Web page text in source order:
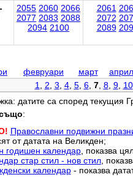
2055 2060 2066
2077 2083 2088
2094 2100
2061
2072
2089
февруари март април
1
2 3 4, 5, 6, 7, 8, 9, 10,
датите са според текущия
:
Православни подвижни
от датата на Великден;
годишен календар, показва
стар стил - нов стил,
календар- показва